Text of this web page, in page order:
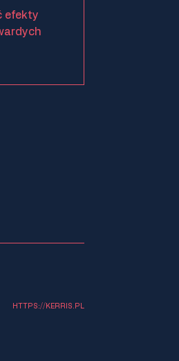
efekty
HTTPS://KERRIS.PL